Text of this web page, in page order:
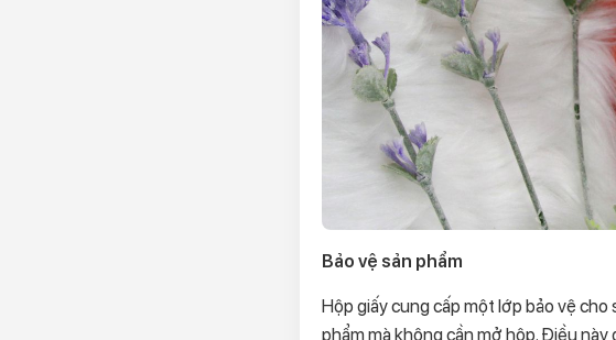
Bảo vệ sản phẩm
Hộp giấy cung cấp một lớp bảo vệ
phẩm mà không cần mở hộp. Điều